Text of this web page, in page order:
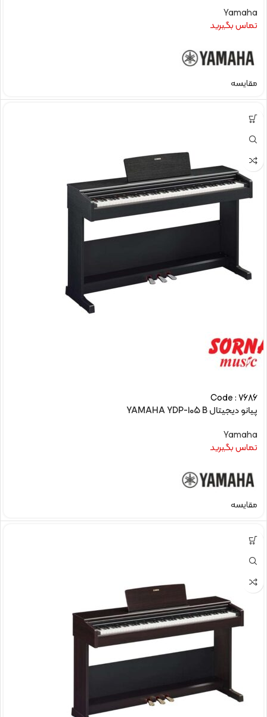
Yamaha
تماس بگیرید
مقایسه
Code : 7686
پیانو دیجیتال YAMAHA YDP-105 B
Yamaha
تماس بگیرید
مقایسه